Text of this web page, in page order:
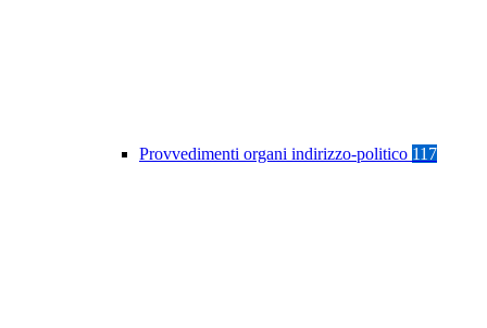
Provvedimenti organi indirizzo-politico 117